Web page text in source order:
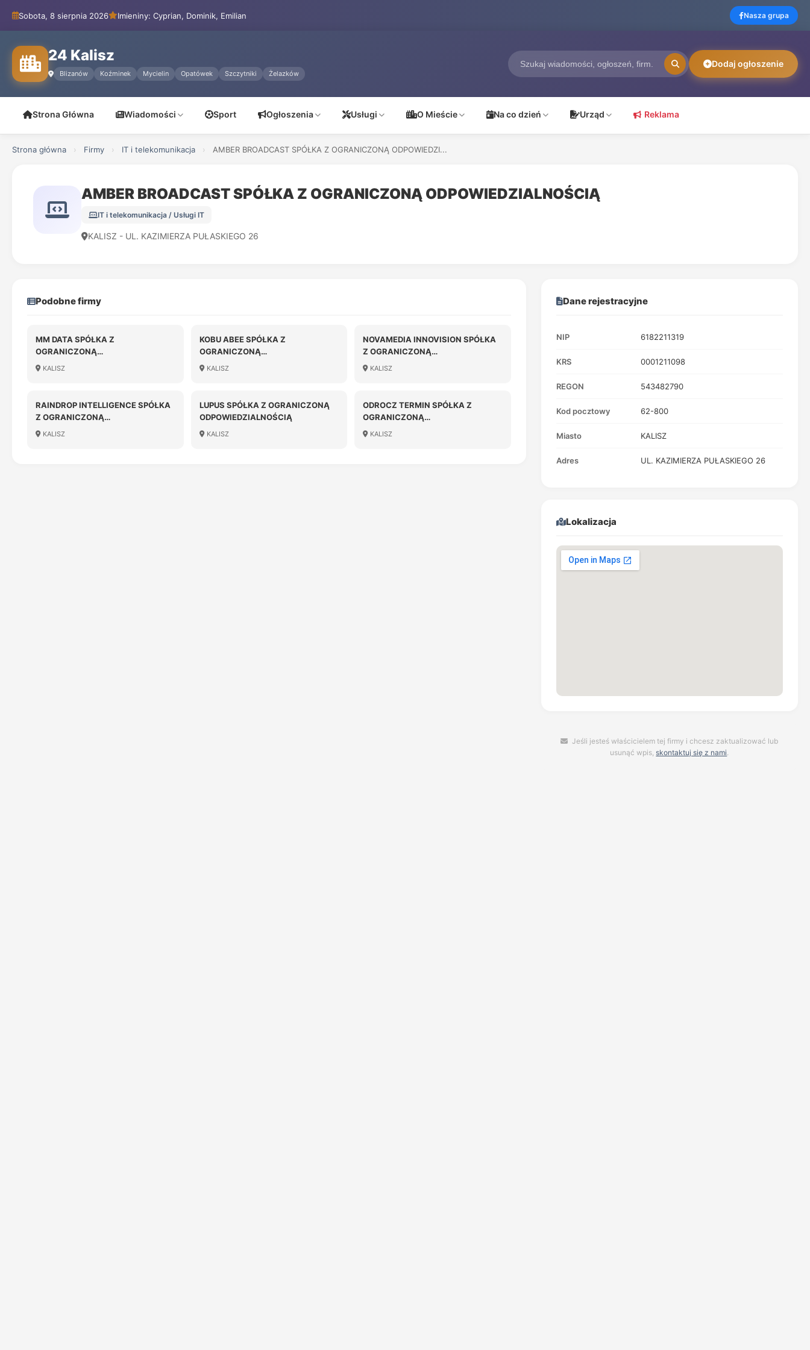
Sobota, 8 sierpnia 2026 Imieniny: Cyprian, Dominik, Emilian Nasza grupa
24 Kalisz
Blizanów Koźminek Mycielin Opatówek Szczytniki Żelazków
Dodaj ogłoszenie
Strona Główna Wiadomości Sport Ogłoszenia Usługi O Mieście Na co dzień Urząd Reklama
Strona główna › Firmy › IT i telekomunikacja › AMBER BROADCAST SPÓŁKA Z OGRANICZONĄ ODPOWIEDZI...
AMBER BROADCAST SPÓŁKA Z OGRANICZONĄ ODPOWIEDZIALNOŚCIĄ
IT i telekomunikacja / Usługi IT
KALISZ - UL. KAZIMIERZA PUŁASKIEGO 26
Podobne firmy
MM DATA SPÓŁKA Z
OGRANICZONĄ
ODPOWIEDZIALNOŚCIĄ W
KALISZ
KOBU ABEE SPÓŁKA Z
OGRANICZONĄ
ODPOWIEDZIALNOŚCIĄ
KALISZ
NOVAMEDIA INNOVISION SPÓŁKA
Z OGRANICZONĄ
ODPOWIEDZIALNOŚCIĄ W
KALISZ
RAINDROP INTELLIGENCE SPÓŁKA
Z OGRANICZONĄ
ODPOWIEDZIALNOŚCIĄ
KALISZ
LUPUS SPÓŁKA Z OGRANICZONĄ
ODPOWIEDZIALNOŚCIĄ
KALISZ
ODROCZ TERMIN SPÓŁKA Z
OGRANICZONĄ
ODPOWIEDZIALNOŚCIĄ
KALISZ
Dane rejestracyjne
NIP 6182211319
KRS 0001211098
REGON 543482790
Kod pocztowy 62-800
Miasto KALISZ
Adres UL. KAZIMIERZA PUŁASKIEGO 26
Lokalizacja
Jeśli jesteś właścicielem tej firmy i chcesz zaktualizować lub
usunąć wpis, skontaktuj się z nami.